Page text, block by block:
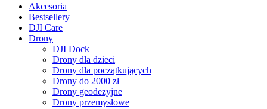
Akcesoria
Bestsellery
DJI Care
Drony
DJI Dock
Drony dla dzieci
Drony dla początkujących
Drony do 2000 zł
Drony geodezyjne
Drony przemysłowe